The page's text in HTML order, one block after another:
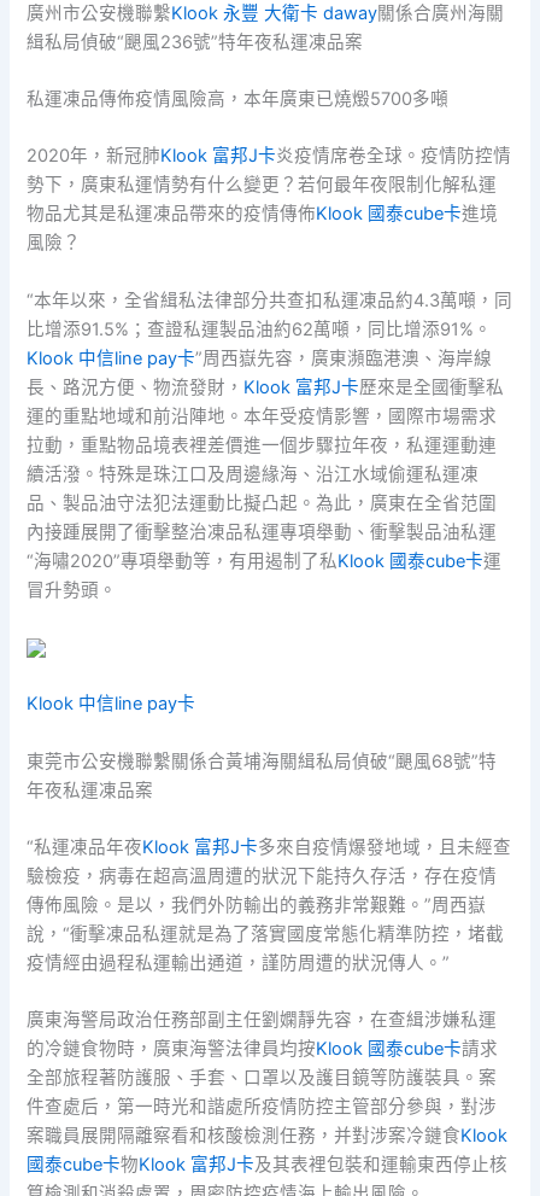
廣州市公安機聯繫Klook 永豐 大衛卡 daway關係合廣州海關
緝私局偵破“颶風236號”特年夜私運凍品案
私運凍品傳佈疫情風險高，本年廣東已燒燬5700多噸
2020年，新冠肺Klook 富邦J卡炎疫情席卷全球。疫情防控情
勢下，廣東私運情勢有什么變更？若何最年夜限制化解私運
物品尤其是私運凍品帶來的疫情傳佈Klook 國泰cube卡進境
風險？
“本年以來，全省緝私法律部分共查扣私運凍品約4.3萬噸，同
比增添91.5%；查證私運製品油約62萬噸，同比增添91%。
Klook 中信line pay卡”周西嶽先容，廣東瀕臨港澳、海岸線
長、路況方便、物流發財， Klook 富邦J卡歷來是全國衝擊私
運的重點地域和前沿陣地。本年受疫情影響，國際市場需求
拉動，重點物品境表裡差價進一個步驟拉年夜，私運運動連
續活潑。特殊是珠江口及周邊緣海、沿江水域偷運私運凍
品、製品油守法犯法運動比擬凸起。為此，廣東在全省范圍
內接踵展開了衝擊整治凍品私運專項舉動、衝擊製品油私運
“海嘯2020”專項舉動等，有用遏制了私Klook 國泰cube卡運
冒升勢頭。
Klook 中信line pay卡
東莞市公安機聯繫關係合黃埔海關緝私局偵破“颶風68號”特
年夜私運凍品案
“私運凍品年夜Klook 富邦J卡多來自疫情爆發地域，且未經查
驗檢疫，病毒在超高溫周遭的狀況下能持久存活，存在疫情
傳佈風險。是以，我們外防輸出的義務非常艱難。”周西嶽
說，“衝擊凍品私運就是為了落實國度常態化精準防控，堵截
疫情經由過程私運輸出通道，謹防周遭的狀況傳人。”
廣東海警局政治任務部副主任劉嫻靜先容，在查緝涉嫌私運
的冷鏈食物時，廣東海警法律員均按Klook 國泰cube卡請求
全部旅程著防護服、手套、口罩以及護目鏡等防護裝具。案
件查處后，第一時光和諧處所疫情防控主管部分參與，對涉
案職員展開隔離察看和核酸檢測任務，并對涉案冷鏈食Klook
國泰cube卡物Klook 富邦J卡及其表裡包裝和運輸東西停止核